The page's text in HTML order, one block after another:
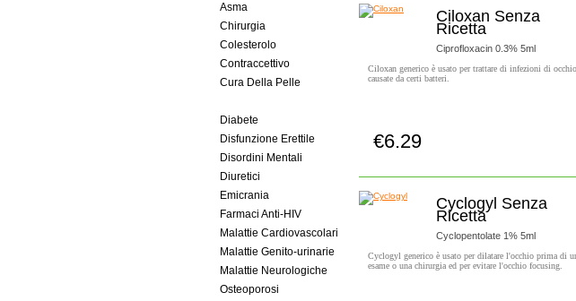
Asma
Chirurgia
Colesterolo
Contraccettivo
Cura Della Pelle
Diabete
Disfunzione Erettile
Disordini Mentali
Diuretici
Emicrania
Farmaci Anti-HIV
Malattie Cardiovascolari
Malattie Genito-urinarie
Malattie Neurologiche
Osteoporosi
Ciloxan Senza
Ricetta
Ciprofloxacin 0.3% 5ml
Ciloxan generico è usato per trattare di infezioni di occhio
causate da certi batteri.
€6.29
Cyclogyl Senza
Ricetta
Cyclopentolate 1% 5ml
Cyclogyl generico è usato per dilatare l'occhio prima di
esame o una chirurgia ed per evitare l'occhio focusing.